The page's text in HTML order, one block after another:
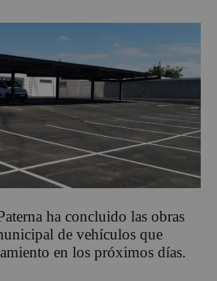
ha concluido las obras
de vehículos que
en los próximos días.